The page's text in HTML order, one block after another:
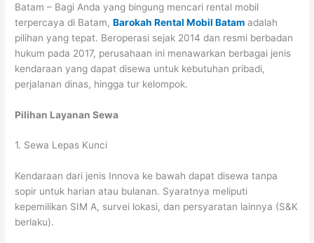
Batam – Bagi Anda yang bingung mencari rental mobil
terpercaya di Batam,Barokah Rental Mobil Batam adalah
pilihan yang tepat. Beroperasi sejak 2014 dan resmi berbadan
hukum pada 2017, perusahaan ini menawarkan berbagai jenis
kendaraan yang dapat disewa untuk kebutuhan pribadi,
perjalanan dinas, hingga tur kelompok.
Pilihan Layanan Sewa
1. Sewa Lepas Kunci
Kendaraan dari jenis Innova ke bawah dapat disewa tanpa
sopir untuk harian atau bulanan. Syaratnya meliputi
kepemilikan SIM A, survei lokasi, dan persyaratan lainnya (S&K
berlaku).